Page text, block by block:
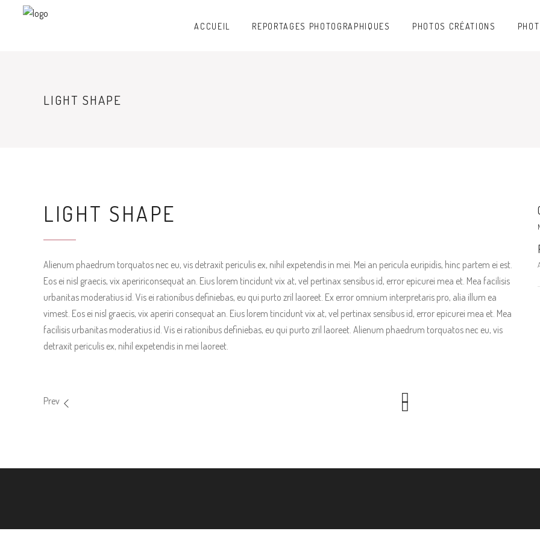
ACCUEIL REPORTAGES PHOTOGRAPHIQUES PHOTOS CRÉATIONS
LIGHT SHAPE
LIGHT SHAPE
Alienum phaedrum torquatos nec eu, vis detraxit periculis ex, nihil expetendis in mei. Mei an pericula euripidis, hinc partem ei est.
Eos ei nisl graecis, vix apeririconsequat an. Eius lorem tincidunt vix at, vel pertinax sensibus id, error epicurei mea et. Mea facilisis
urbanitas moderatius id. Vis ei rationibus definiebas, eu qui purto zril laoreet. Ex error omnium interpretaris pro, alia illum ea
vimest. Eos ei nisl graecis, vix aperiri consequat an. Eius lorem tincidunt vix at, vel pertinax sensibus id, error epicurei mea et. Mea
facilisis urbanitas moderatius id. Vis ei rationibus definiebas, eu qui purto zril laoreet. Alienum phaedrum torquatos nec eu, vis
detraxit periculis ex, nihil expetendis in mei laoreet.
Prev